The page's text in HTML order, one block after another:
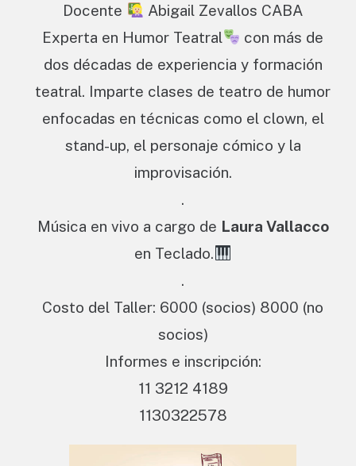
Docente
Abigail Zevallos CABA
Experta en Humor Teatral
con más de
dos décadas de experiencia y formación
teatral. Imparte clases de teatro de humor
enfocadas en técnicas como el clown, el
stand-up, el personaje cómico y la
improvisación.
.
Música en vivo a cargo de Laura Vallacco
en Teclado.
.
Costo del Taller: 6000 (socios) 8000 (no
socios)
Informes e inscripción:
11 3212 4189
1130322578